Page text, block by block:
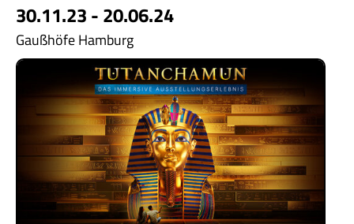
30.11.23 - 20.06.24
Gaußhöfe Hamburg